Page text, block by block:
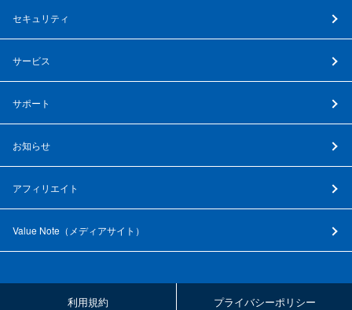
セキュリティ
サービス
サポート
お知らせ
アフィリエイト
Value Note（ メディアサイト ）
利用規約 プライバシーポリシー